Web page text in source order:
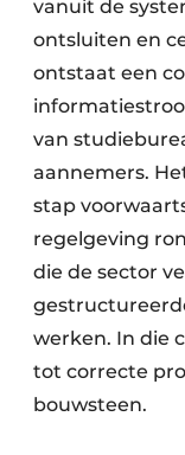
vanuit de
ontsluiten en
ontstaat een
van
aannemers.
stap
regelgeving
die de sector
werken. In die
tot correcte
bouwsteen.